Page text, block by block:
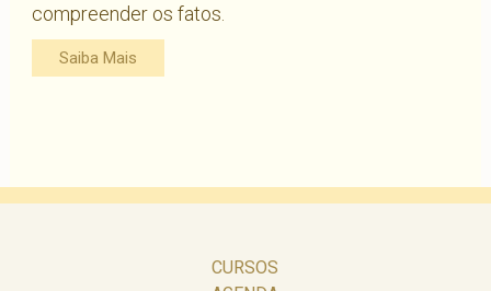
compreender os fatos.
Saiba Mais
CURSOS